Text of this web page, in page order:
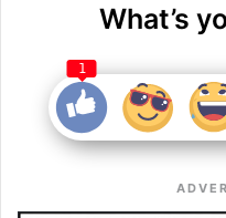
What’s
1